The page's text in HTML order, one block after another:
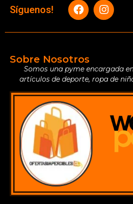
Síguenos!
Sobre Nosotros
Somos una pyme encargada
artículos de deporte, ropa de